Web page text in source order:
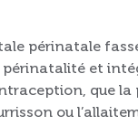
périnatale
et
que la
ou